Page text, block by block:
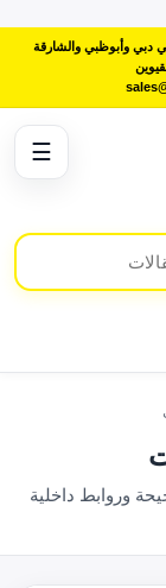
وأبوظبي والشارقة
☰
وروابط داخلية